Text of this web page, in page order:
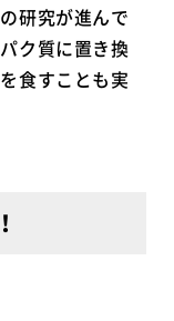
研究が進んで
ク質に置き換
食すことも実